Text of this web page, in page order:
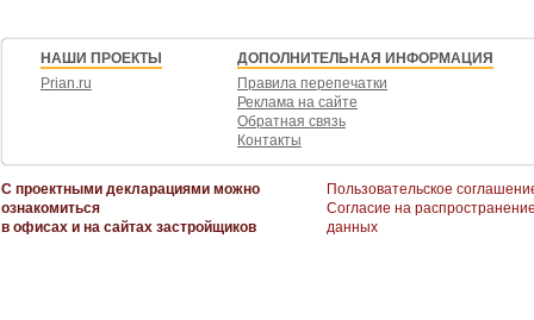
НАШИ ПРОЕКТЫ
Prian.ru
ДОПОЛНИТЕЛЬНАЯ ИНФОРМАЦИЯ
Правила перепечатки
Реклама на сайте
Обратная связь
Контакты
С проектными декларациями можно
ознакомиться
в офисах и на сайтах застройщиков
Пользовательское
Согласие на
данных